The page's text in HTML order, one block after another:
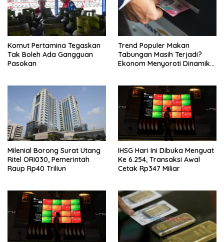
Komut Pertamina Tegaskan
Tak Boleh Ada Gangguan
Pasokan
Trend Populer Makan
Tabungan Masih Terjadi?
Ekonom Menyoroti Dinamika
Milenial Borong Surat Utang
Ritel ORI030, Pemerintah
Raup Rp40 Triliun
IHSG Hari Ini Dibuka Menguat
Ke 6.254, Transaksi Awal
Cetak Rp347 Miliar